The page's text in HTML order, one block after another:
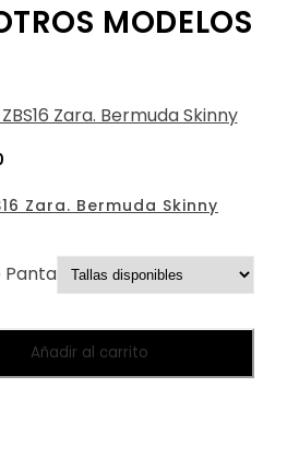
MODELOS
Zara. Bermuda Skinny
Pantalones:
Añadir al carrito